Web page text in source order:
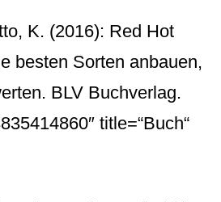
K. (2016): Red Hot
besten Sorten anbauen,
BLV Buchverlag.
title=“Buch“